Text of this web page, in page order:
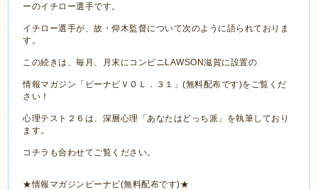
ーのイチロー選手です。
イチロー選手が、故・仰木監督について次のように語られておりま
す。
この続きは、毎月、月末にコンビニLAWSON滋賀に設置の
情報マガジン「ピーナビＶＯＬ．３１」(無料配布です)をご覧くだ
さい！
心理テスト２６は、深層心理「あなたはどっち派」を執筆しており
ます。
コチラも合わせてご覧ください。
★情報マガジンピーナビ(無料配布です)★